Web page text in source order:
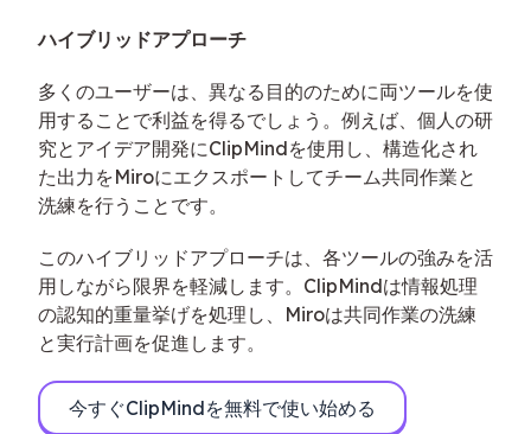
ハイブリッドアプローチ
多くのユーザーは、異なる目的のために両ツールを使
用することで利益を得るでしょう。例えば、個人の研
究とアイデア開発にClipMindを使用し、構造化され
た出力をMiroにエクスポートしてチーム共同作業と
洗練を行うことです。
このハイブリッドアプローチは、各ツールの強みを活
用しながら限界を軽減します。ClipMindは情報処理
の認知的重量挙げを処理し、Miroは共同作業の洗練
と実行計画を促進します。
今すぐClipMindを無料で使い始める